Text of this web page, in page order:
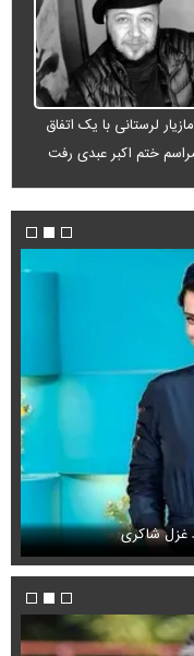
لرستانی با یک اتفاق
ختم اکبر عبدی رفت
غزل شاکری